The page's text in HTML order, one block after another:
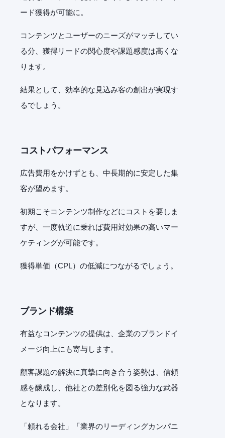
ード獲得が可能に。
コンテンツとユーザーのニーズがマッチしてい
る分、獲得リードの関心度や課題感度は高くな
ります。
結果として、効率的な見込み客の創出が実現す
るでしょう。
コストパフォーマンス
広告費用をかけずとも、中長期的に安定した集
客が望めます。
初期こそコンテンツ制作などにコストを要しま
すが、一度軌道に乗れば費用対効果の高いマー
ケティングが可能です。
獲得単価（CPL）の低減につながるでしょう。
ブランド構築
有益なコンテンツの提供は、企業のブランドイ
メージ向上にも寄与します。
顧客課題の解決に真摯に向き合う姿勢は、信頼
感を醸成し、他社との差別化を図る強力な武器
となります。
「頼れる会社」「業界のリーディングカンパニ